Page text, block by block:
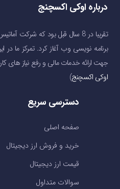
درباره اوکی اکسچنج
تقریبا در 8 سال قبل بود که شرکت
برنامه نویسی وب آغاز کرد. تمرکز ما
جهت ارائه خدمات مالی و رفع نیاز های
اوکی اکسچنج)
دسترسی سریع
صفحه اصلی
خرید و فروش ارز دیجیتال
قیمت ارز دیجیتال
سوالات متداول